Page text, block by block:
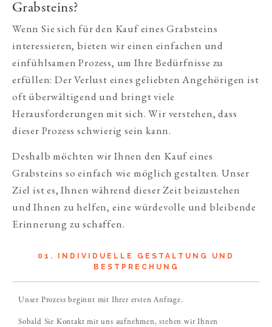
Grabsteins?
Wenn Sie sich für den Kauf eines Grabsteins
interessieren, bieten wir einen einfachen und
einfühlsamen Prozess, um Ihre Bedürfnisse zu
erfüllen: Der Verlust eines geliebten Angehörigen ist
oft überwältigend und bringt viele
Herausforderungen mit sich. Wir verstehen, dass
dieser Prozess schwierig sein kann.
Deshalb möchten wir Ihnen den Kauf eines
Grabsteins so einfach wie möglich gestalten. Unser
Ziel ist es, Ihnen während dieser Zeit beizustehen
und Ihnen zu helfen, eine würdevolle und bleibende
Erinnerung zu schaffen.
01. INDIVIDUELLE GESTALTUNG UND
BESTPRECHUNG
Unser Prozess beginnt mit Ihrer ersten Anfrage.
Sobald Sie Kontakt mit uns aufnehmen, stehen wir Ihnen